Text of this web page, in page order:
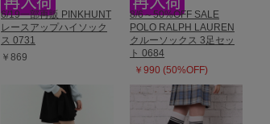
6/19一部再販 PINKHUNT
レースアップハイソック
ス 0731
￥869
8/6～50%OFF SALE
POLO RALPH LAUREN
クルーソックス 3足セッ
ト 0684
￥990 (50%OFF)